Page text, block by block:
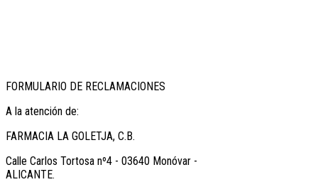
FORMULARIO DE RECLAMACIONES
A la atención de:
FARMACIA LA GOLETJA, C.B.
Calle Carlos Tortosa nº4 - 03640 Monóvar -
ALICANTE.